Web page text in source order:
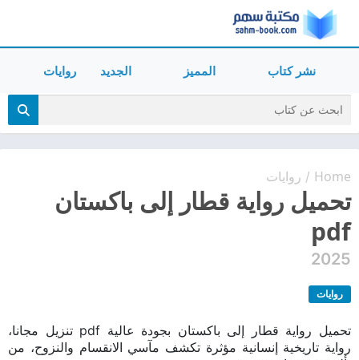
نشر كتاب المميز الجديد روايات
Home
/ روايات
تحميل رواية قطار إلى باكستان
pdf
2025
روايات
تحميل رواية قطار إلى باكستان بجودة عالية pdf تنزيل مجانا،
رواية تاريخية إنسانية مؤثرة تكشف مآسي الانقسام والنزوح، من